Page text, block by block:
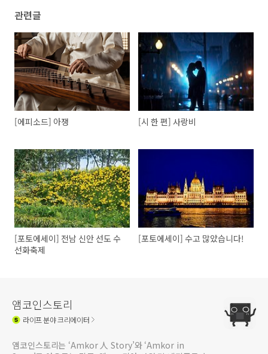
관련글
[에피소드] 아쟁 [시 한 편] 사랑비
[포토에세이] 전남 신안 선도 수
선화축제
[포토에세이] 수고 많았습니다!
앰코인스토리
라이프분야 크리에이터
앰코인스토리는 ‘Amkor 人 Story’와 ‘Amkor in